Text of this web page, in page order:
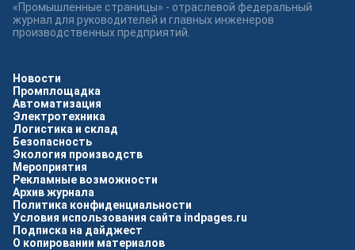
Новости
Промплощадка
Автоматизация
Электротехника
Логистика и склад
Безопасность
Экология производств
Мероприятия
Рекламные возможности
Архив журнала
Политика конфиденциальности
Условия использования сайта indpages.ru
Подписка на дайджест
О копировании материалов
«Промышленные страницы» - отраслевой федеральный
журнал для руководителей и главных инженеров
производственных предприятий.